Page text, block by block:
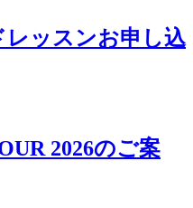
レッスンお申し込
2026のご案